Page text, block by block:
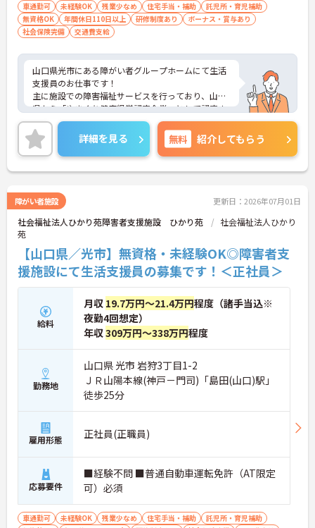
車通勤可 未経験OK 残業少なめ 住宅手当・補助
託児所・育児補助
無資格OK
年間休日110日以上 研修制度あり
ボーナス・賞与あり
社会保険完備
交通費支給
山口県光市にある障がい者グループホームにて生活
支援員のお仕事です！
主に施設での障害福祉サービスを行っており、山口
県から「やまぐち健康経営認定企業」として認定さ
れている法人様です。
福利厚生や手当がとても充実しております★
ご興味ある方には、面接対策ポイントなど、さらに
詳細をお話しいたしますのでお気軽にご相談くださ
い。
詳細を見る 無料 紹介してもらう
障がい者施設 更新日：2026年07月01日
社会福祉法人ひかり苑障害者支援施設 ひかり苑
社会福祉法人ひかり
苑
【山口県／光市】無資格・未経験OK◎障害者支
援施設にて生活支援員の募集です！＜正社員＞
給料
月収 19.7万円～21.4万円程度（諸手当込※
夜勤4回想定）
年収309万円～338万円程度
勤務地
山口県 光市 岩狩3丁目1-2
ＪＲ山陽本線(神戸－門司)「島田(山口)駅」
徒歩25分
雇用形態 正社員(正職員)
応募要件
■経験不問 ■普通自動車運転免許（AT限定
可）必須
車通勤可 未経験OK 残業少なめ 住宅手当・補助
託児所・育児補助